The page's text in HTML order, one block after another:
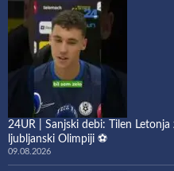
24UR | Sanjski debi: Tilen
ljubljanski Olimpiji ⚽
09.08.2026